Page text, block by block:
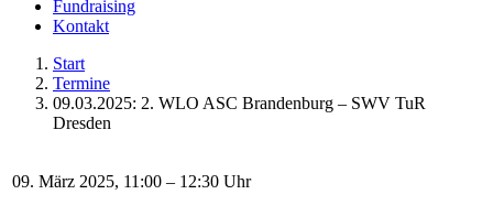
Fundraising
Kontakt
Start
Termine
09.03.2025: 2. WLO ASC Brandenburg – SWV TuR
Dresden
09. März 2025, 11:00 – 12:30 Uhr